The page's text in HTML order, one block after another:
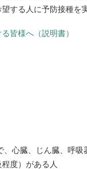
する人に予防接種を
皆様へ（説明書）
、心臓、じん臓、呼
度）がある人